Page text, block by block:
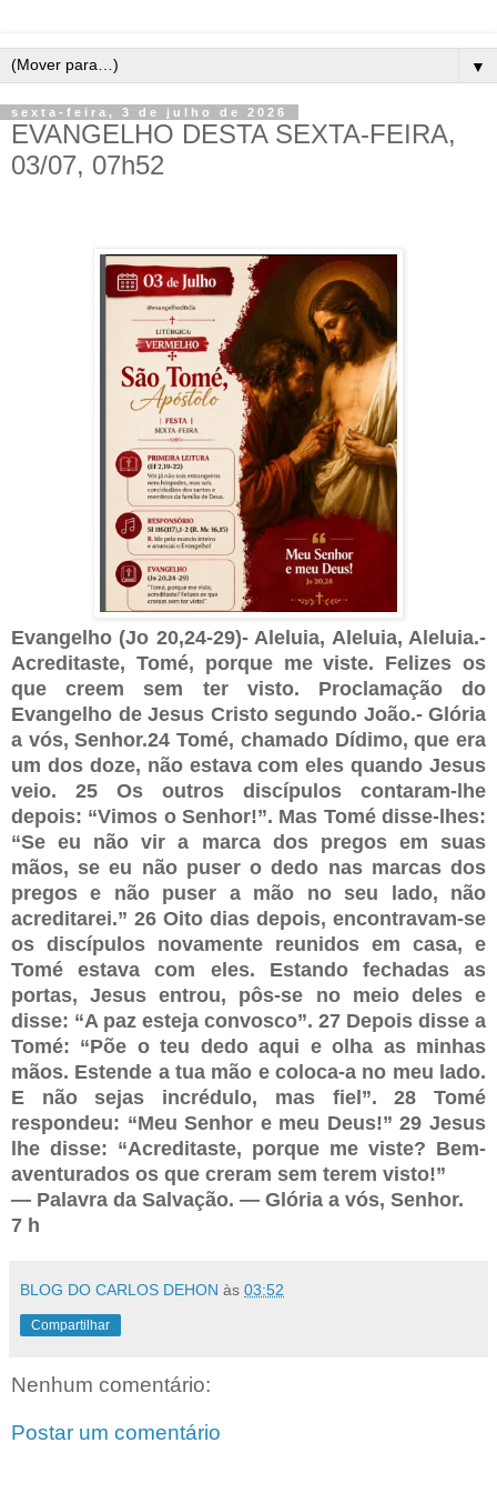
▼
sexta-feira, 3 de julho de 2026
EVANGELHO DESTA SEXTA-FEIRA,
03/07, 07h52
Evangelho (Jo 20,24-29)- Aleluia, Aleluia, Aleluia.-
Acreditaste, Tomé, porque me viste. Felizes os
que creem sem ter visto. Proclamação do
Evangelho de Jesus Cristo segundo João.- Glória
a vós, Senhor.24 Tomé, chamado Dídimo, que era
um dos doze, não estava com eles quando Jesus
veio. 25 Os outros discípulos contaram-lhe
depois: “Vimos o Senhor!”. Mas Tomé disse-lhes:
“Se eu não vir a marca dos pregos em suas
mãos, se eu não puser o dedo nas marcas dos
pregos e não puser a mão no seu lado, não
acreditarei.” 26 Oito dias depois, encontravam-se
os discípulos novamente reunidos em casa, e
Tomé estava com eles. Estando fechadas as
portas, Jesus entrou, pôs-se no meio deles e
disse: “A paz esteja convosco”. 27 Depois disse a
Tomé: “Põe o teu dedo aqui e olha as minhas
mãos. Estende a tua mão e coloca-a no meu lado.
E não sejas incrédulo, mas fiel”. 28 Tomé
respondeu: “Meu Senhor e meu Deus!” 29 Jesus
lhe disse: “Acreditaste, porque me viste? Bem-
aventurados os que creram sem terem visto!”
— Palavra da Salvação. — Glória a vós, Senhor.
7 h
BLOG DO CARLOS DEHON às 03:52
Compartilhar
Nenhum comentário:
Postar um comentário